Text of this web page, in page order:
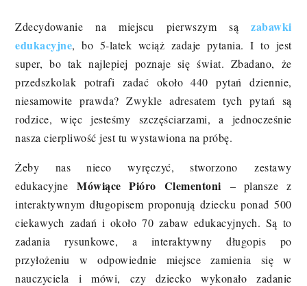
Zdecydowanie na miejscu pierwszym są
zabawki
edukacyjne, bo 5-latek wciąż zadaje pytania. I to jest
super, bo tak najlepiej poznaje się świat. Zbadano, że
przedszkolak potrafi zadać około 440 pytań dziennie,
niesamowite prawda? Zwykle adresatem tych pytań są
rodzice, więc jesteśmy szczęściarzami, a jednocześnie
nasza cierpliwość jest tu wystawiona na próbę.
Żeby nas nieco wyręczyć, stworzono
zestawy
edukacyjne
Mówiące Pióro Clementoni
– plansze z
interaktywnym długopisem proponują dziecku ponad 500
ciekawych zadań i około 70 zabaw edukacyjnych. Są to
zadania rysunkowe, a interaktywny długopis po
przyłożeniu w odpowiednie miejsce zamienia się w
nauczyciela i mówi, czy dziecko wykonało zadanie